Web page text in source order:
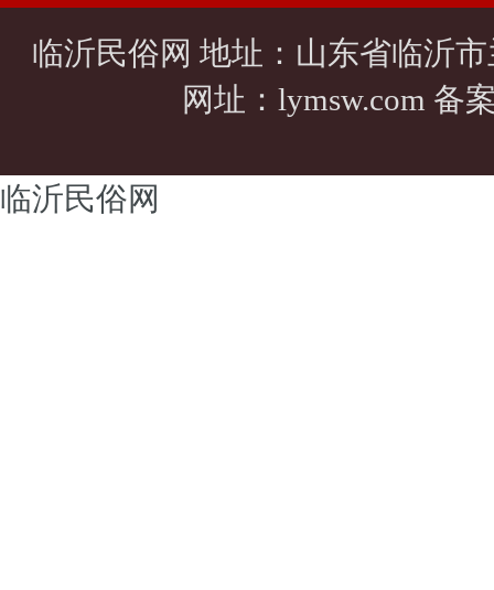
临沂民俗网 地址：山东省临沂
网址： lymsw.com 备
临沂民俗网